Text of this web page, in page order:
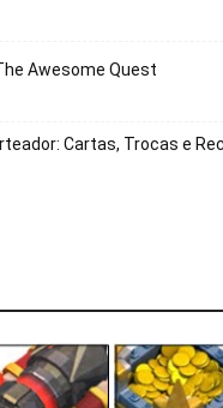
Awesome Quest
Cartas, Trocas e